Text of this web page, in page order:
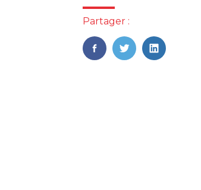
Partager :
FaceBook
TwitterLinkedIn